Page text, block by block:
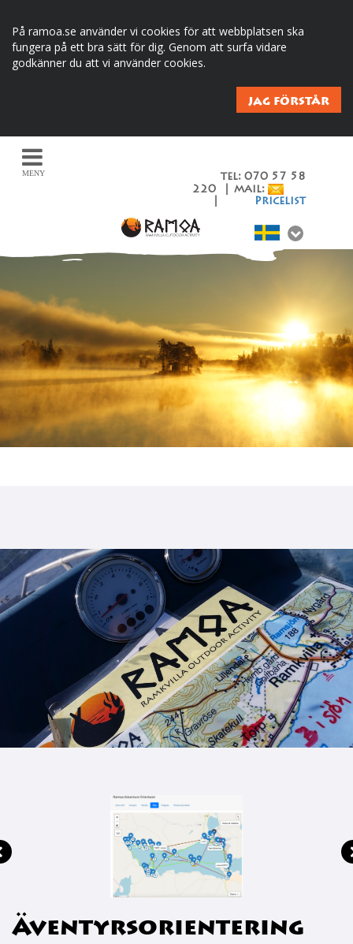
På ramoa.se använder vi cookies för att webbplatsen ska
fungera på ett bra sätt för dig. Genom att surfa vidare
godkänner du att vi använder cookies.
JAG FÖRSTÅR
tel: 070 57 58
220 | mail:
Pricelist
MENY
Äventyrsorientering